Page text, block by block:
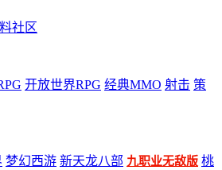
社区
开放世界RPG 经典MMO 射击 策
梦幻西游 新天龙八部 九职业无敌版 桃